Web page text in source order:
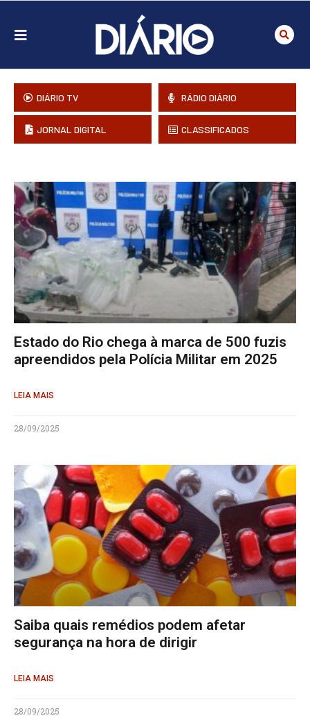
DIÁRIO TV RÁDIO DIÁRIO
JORNAL DIGITAL CLASSIFICADOS
Estado do Rio chega à marca de 500 fuzis
apreendidos pela Polícia Militar em 2025
LEIA MAIS
28/09/2025
Saiba quais remédios podem afetar
segurança na hora de dirigir
LEIA MAIS
28/09/2025